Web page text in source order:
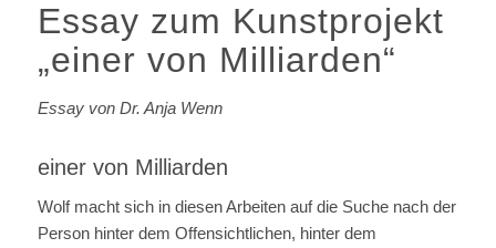
Essay zum Kunstprojekt
„einer von Milliarden“
Essay von Dr. Anja Wenn
einer von Milliarden
Wolf macht sich in diesen Arbeiten auf die Suche nach der
Person hinter dem Offensichtlichen, hinter dem